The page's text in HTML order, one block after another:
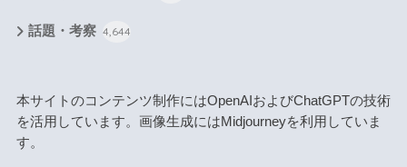
話題・考察 4,644
本サイトのコンテンツ制作にはOpenAIおよびChatGPTの技術
を活用しています。画像生成にはMidjourneyを利用していま
す。